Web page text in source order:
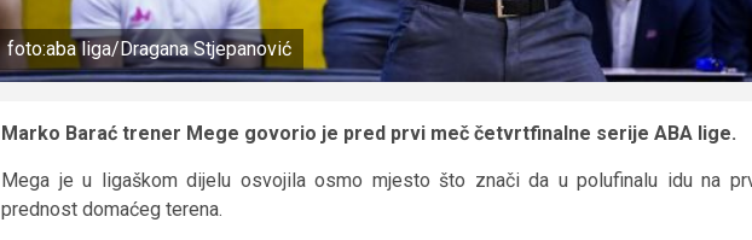
foto:aba liga/Dragana Stjepanović
Marko Barać trener Mege govorio je pred prvi meč četvrtfinalne serije ABA lige.
Mega je u ligaškom dijelu osvojila osmo mjesto što znači da u polufinalu idu na
prednost domaćeg terena.